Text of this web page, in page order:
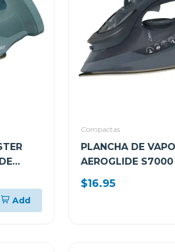
Add
Compactas
PLANCHA DE
AEROGLIDE S7000
GCSTAC7002
$16.95